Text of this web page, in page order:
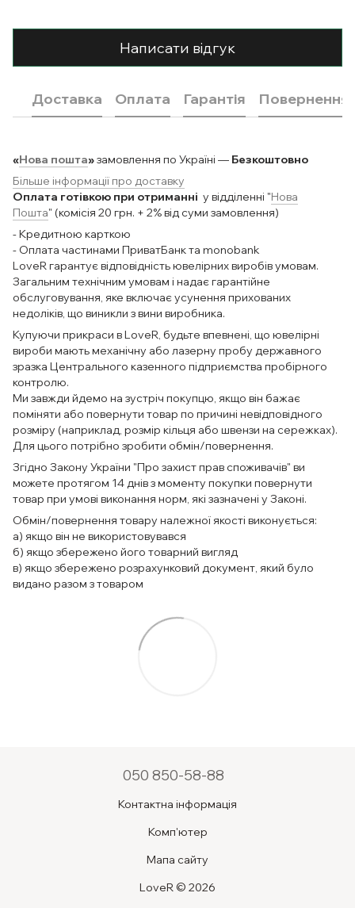
Написати відгук
Доставка Оплата Гарантія Повернення
«Нова пошта»замовлення по Україні — Безкоштовно
Більше інформації про доставку
Оплата готівкою при отриманні у відділенні "Нова
Пошта" (комісія 20 грн. + 2% від суми замовлення)
- Кредитною карткою
- Оплата частинами ПриватБанк та monobank
LoveR гарантує відповідність ювелірних виробів умовам.
Загальним технічним умовам і надає гарантійне
обслуговування, яке включає усунення прихованих
недоліків, що виникли з вини виробника.
Купуючи прикраси в LoveR, будьте впевнені, що ювелірні
вироби мають механічну або лазерну пробу державного
зразка Центрального казенного підприємства пробірного
контролю.
Ми завжди йдемо на зустріч покупцю, якщо він бажає
поміняти або повернути товар по причині невідповідного
розміру (наприклад, розмір кільця або швензи на сережках).
Для цього потрібно зробити обмін/повернення.
Згідно Закону України "Про захист прав споживачів" ви
можете протягом 14 днів з моменту покупки повернути
товар при умові виконання норм, які зазначені у Законі.
Обмін/повернення товару належної якості виконується:
а) якщо він не використовувався
б) якщо збережено його товарний вигляд
в) якщо збережено розрахунковий документ, який було
видано разом з товаром
050 850-58-88
Контактна інформація
Комп'ютер
Мапа сайту
LoveR © 2026